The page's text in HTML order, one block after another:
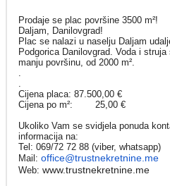
Prodaje se plac površine 3500 m²!
Daljam, Danilovgrad!
Plac se nalazi u naselju Daljam
Podgorica Danilovgrad. Voda i
manju površinu, od 2000 m².
Cijena placa: 87.500,00 €
Cijena po m²: 25,00 €
Ukoliko Vam se svidjela ponuda
informacija na:
Tel: 069/72 72 88 (viber, whatsapp)
Mail: office@trustnekretnine.me
Web: www.trustnekretnine.me